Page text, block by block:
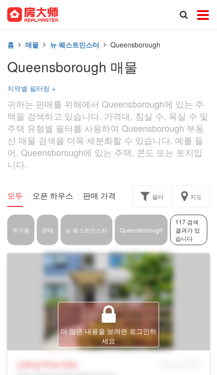
홈 매물 뉴 웨스트민스터 Queensborough
Queensborough 매물
지역별 필터링 +
귀하는 판매를 위해에서 Queensborough에 있는 주
택을 검색하고 있습니다. 가격대, 침실 수, 욕실 수 및
주택 유형별 필터를 사용하여 Queensborough 부동
산 매물 검색을 더욱 세분화할 수 있습니다. 예를 들
어, Queensborough에 있는 주택, 콘도 또는 토지입
니다.
모두 오픈 하우스 판매 가격 독점 과제
필터 지도
주거용 판매 뉴 웨스트민스터 Queensborough
117 검색
결과가 있
습니다
더 많은 내용을 보려면 로그인하
세요
Listing Price Sale